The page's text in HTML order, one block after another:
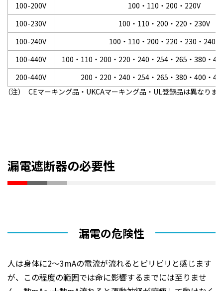
100-200V
100・110・200・220V
100-230V
100・110・200・220・230V
100-240V
100・110・200・220・230・240V
100-440V
100・110・200・220・240・254・265・380・
200-440V
200・220・240・254・265・380・400・
（注） CEマーキング品・UKCAマーキング品・UL登録品は異なりま
漏電遮断器の必要性
漏電の危険性
人は身体に2～3mAの電流が流れるとピリピリと感じます
が、この程度の範囲では命に影響するまでには至りませ